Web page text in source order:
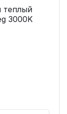
теплый
3000K